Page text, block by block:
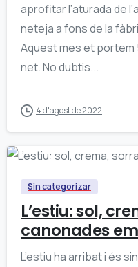
aprofitar l’aturada de
neteja a fons de la
Aquest mes et portem
net. No dubtis...
4 d'agost de 2022
Sin categorizar
L’estiu: sol,
canonades
L’estiu ha arribat i és